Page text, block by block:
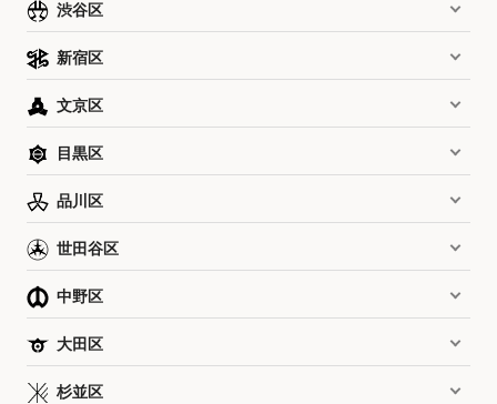
渋谷区
新宿区
文京区
目黒区
品川区
世田谷区
中野区
大田区
杉並区